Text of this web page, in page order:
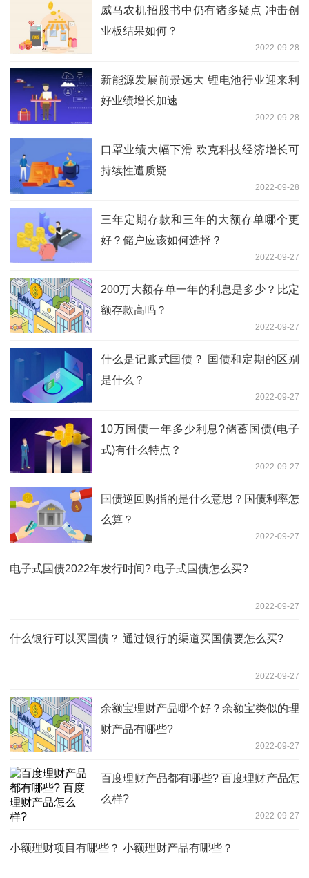
威马农机招股书中仍有诸多疑点 冲击创
业板结果如何？
2022-09-28
新能源发展前景远大 锂电池行业迎来利
好业绩增长加速
2022-09-28
口罩业绩大幅下滑 欧克科技经济增长可
持续性遭质疑
2022-09-28
三年定期存款和三年的大额存单哪个更
好？储户应该如何选择？
2022-09-27
200万大额存单一年的利息是多少？比定
额存款高吗？
2022-09-27
什么是记账式国债？ 国债和定期的区别
是什么？
2022-09-27
10万国债一年多少利息?储蓄国债(电子
式)有什么特点？
2022-09-27
国债逆回购指的是什么意思？国债利率怎
么算？
2022-09-27
电子式国债2022年发行时间? 电子式国债怎么买?
2022-09-27
什么银行可以买国债？ 通过银行的渠道买国债要怎么买?
2022-09-27
余额宝理财产品哪个好？余额宝类似的理
财产品有哪些?
2022-09-27
百度理财产品都有哪些? 百度理财产品怎
么样?
2022-09-27
小额理财项目有哪些？ 小额理财产品有哪些？